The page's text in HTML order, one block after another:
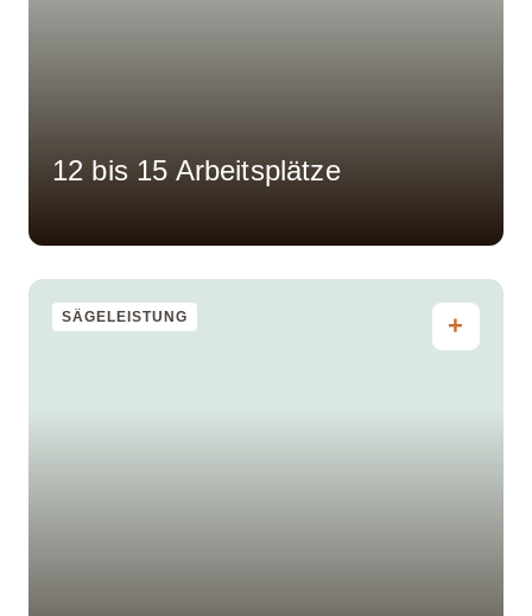
12 bis 15 Arbeitsplätze
SÄGELEISTUNG